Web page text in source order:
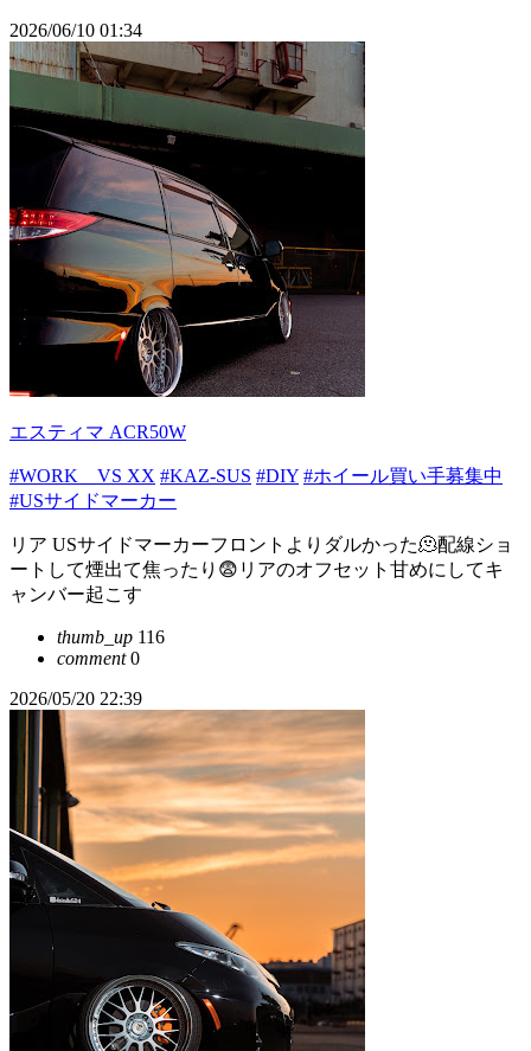
2026/06/10 01:34
エスティマ ACR50W
#WORK VS XX #KAZ-SUS #DIY #ホイール買い手募集中
#USサイドマーカー
リア USサイドマーカーフロントよりダルかった🫠配線ショ
ートして煙出て焦ったり😨リアのオフセット甘めにしてキ
ャンバー起こす
thumb_up 116
comment0
2026/05/20 22:39